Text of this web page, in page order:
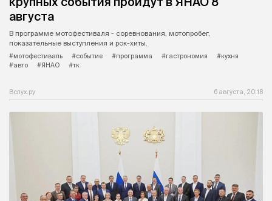
августа
В программе мотофестиваля - соревнования, мотопробег,
показательные выступления и рок-хиты.
#мотофестиваль
#событие #программа #гастрономия
#кухня
#авто
#ЯНАО #тк
Вслух.ру 6 августа, 20:18